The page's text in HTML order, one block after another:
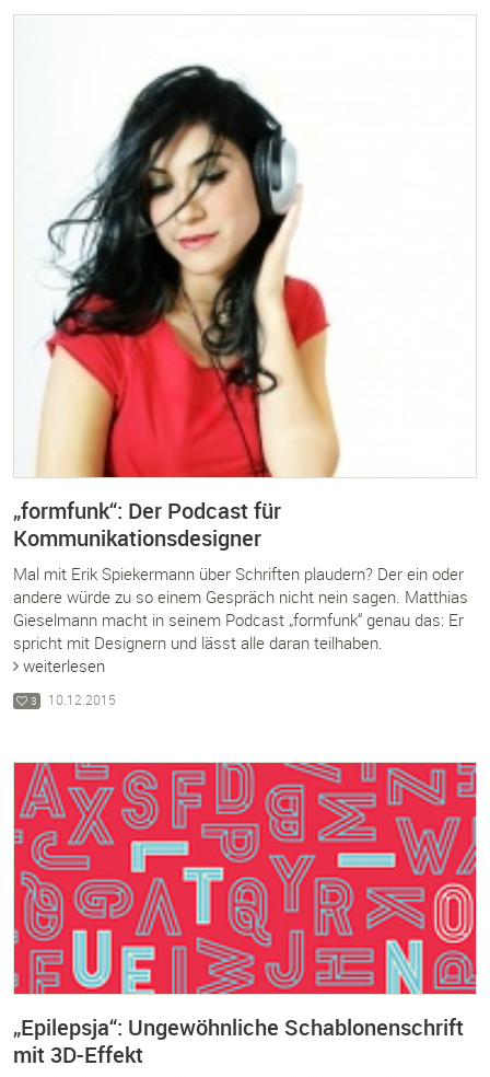
„formfunk“: Der Podcast für
Kommunikationsdesigner
Mal mit Erik Spiekermann über Schriften plaudern? Der ein oder
andere würde zu so einem Gespräch nicht nein sagen. Matthias
Gieselmann macht in seinem Podcast „formfunk“ genau das: Er
spricht mit Designern und lässt alle daran teilhaben.
weiterlesen
3 10.12.2015
„Epilepsja“: Ungewöhnliche Schablonenschrift
mit 3D-Effekt